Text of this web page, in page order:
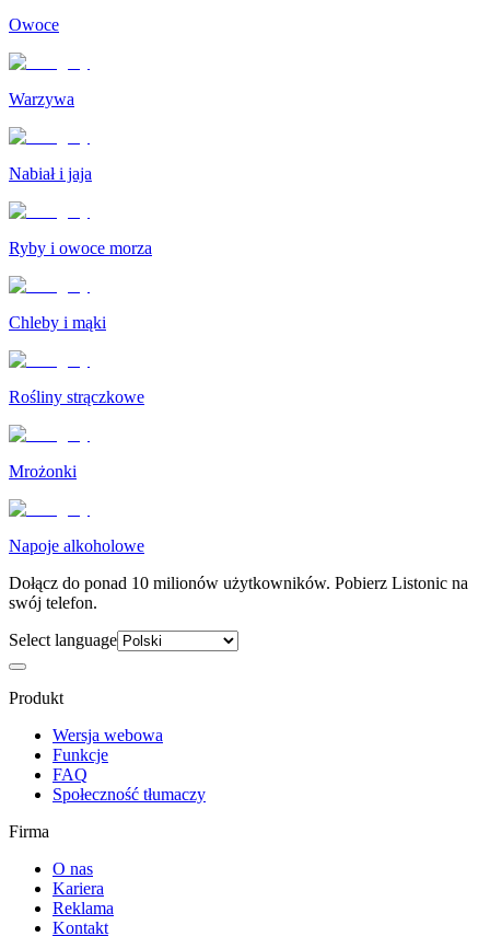
Owoce
Warzywa
Nabiał i jaja
Ryby i owoce morza
Chleby i mąki
Rośliny strączkowe
Mrożonki
Napoje alkoholowe
Dołącz do ponad 10 milionów użytkowników. Pobierz Listonic na
swój telefon.
Select language
Produkt
Wersja webowa
Funkcje
FAQ
Społeczność tłumaczy
Firma
O nas
Kariera
Reklama
Kontakt